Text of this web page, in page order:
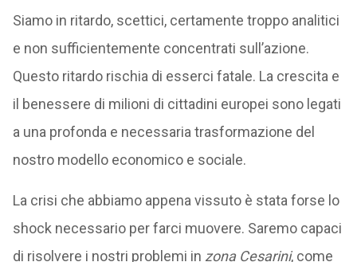
Siamo in ritardo, scettici, certamente troppo analitici
e non sufficientemente concentrati sull’azione.
Questo ritardo rischia di esserci fatale. La crescita e
il benessere di milioni di cittadini europei sono legati
a una profonda e necessaria trasformazione del
nostro modello economico e sociale.
La crisi che abbiamo appena vissuto è stata forse lo
shock necessario per farci muovere. Saremo capaci
di risolvere i nostri problemi in zona Cesarini, come